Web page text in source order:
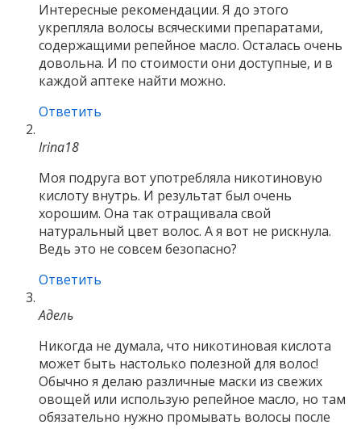
Интересные рекомендации. Я до этого
укрепляла волосы всяческими препаратами,
содержащими репейное масло. Осталась очень
довольна. И по стоимости они доступные, и в
каждой аптеке найти можно.
Ответить
Irina18
Моя подруга вот употребляла никотиновую
кислоту внутрь. И результат был очень
хорошим. Она так отращивала свой
натуральный цвет волос. А я вот не рискнула.
Ведь это не совсем безопасно?
Ответить
Адель
Никогда не думала, что никотиновая кислота
может быть настолько полезной для волос!
Обычно я делаю различные маски из свежих
овощей или использую репейное масло, но там
обязательно нужно промывать волосы после